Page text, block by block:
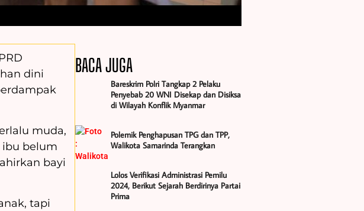
dini
muda,
ibu belum
bayi
tapi
BACA JUGA
Bareskrim Polri Tangkap 2 Pelaku
Penyebab 20 WNI Disekap dan Disiksa
di Wilayah Konflik Myanmar
Polemik Penghapusan TPG dan TPP,
Walikota Samarinda Terangkan
Lolos Verifikasi Administrasi Pemilu
2024, Berikut Sejarah Berdirinya Partai
Prima